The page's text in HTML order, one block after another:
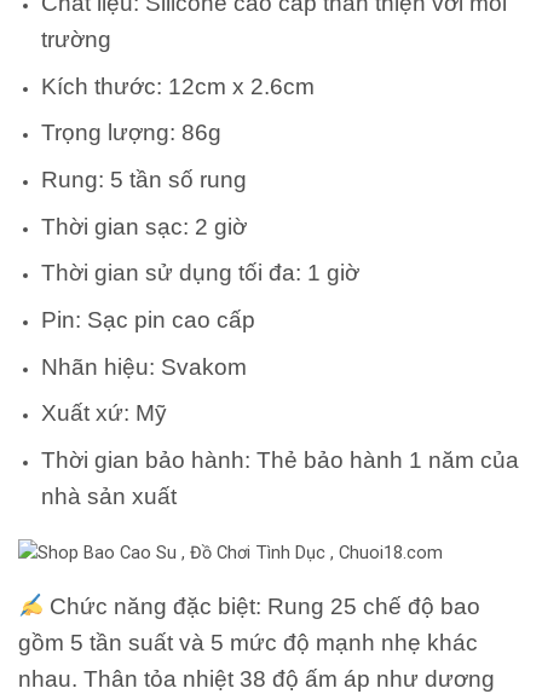
trường
Kích thước: 12cm x 2.6cm
Trọng lượng: 86g
Rung: 5 tần số rung
Thời gian sạc: 2 giờ
Thời gian sử dụng tối đa: 1 giờ
Pin: Sạc pin cao cấp
Nhãn hiệu: Svakom
Xuất xứ: Mỹ
Thời gian bảo hành: Thẻ bảo hành 1 năm của
nhà sản xuất
Chức năng đặc biệt: Rung 25 chế độ bao
gồm 5 tần suất và 5 mức độ mạnh nhẹ khác
nhau. Thân tỏa nhiệt 38 độ ấm áp như dương